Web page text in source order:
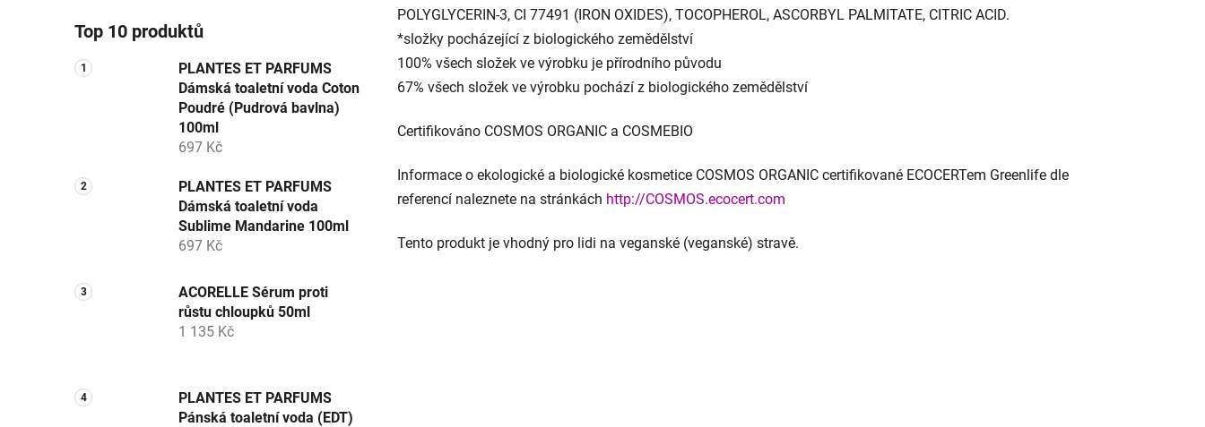
Top 10 produktů
PLANTES ET PARFUMS
Dámská toaletní voda Coton
Poudré (Pudrová bavlna)
100ml
697 Kč
PLANTES ET PARFUMS
Dámská toaletní voda
Sublime Mandarine 100ml
697 Kč
ACORELLE Sérum proti
růstu chloupků 50ml
1 135 Kč
PLANTES ET PARFUMS
Pánská toaletní voda (EDT)
POLYGLYCERIN-3, CI 77491 (IRON OXIDES), TOCOPHEROL, ASCORBYL PALMITATE, CITRIC ACID.
*složky pocházející z biologického zemědělství
100% všech složek ve výrobku je přírodního původu
67% všech složek ve výrobku pochází z biologického zemědělství
Certifikováno COSMOS ORGANIC a COSMEBIO
Informace o ekologické a biologické kosmetice COSMOS ORGANIC certifikované ECOCERTem Greenlife dle
referencí naleznete na stránkách http://COSMOS.ecocert.com
Tento produkt je vhodný pro lidi na veganské (veganské) stravě.